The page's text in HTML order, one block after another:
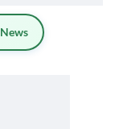
News